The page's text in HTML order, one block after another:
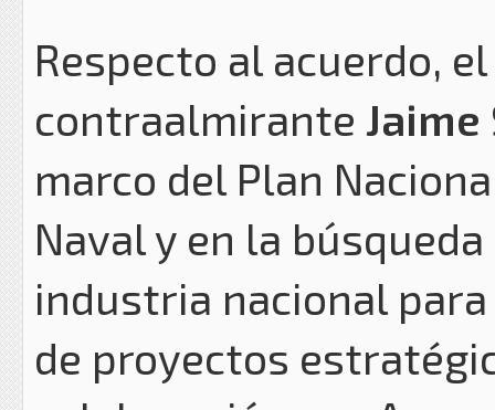
Respecto al acuerdo,
contraalmirante
marco del Plan
Naval y en la
industria nacional
de proyectos